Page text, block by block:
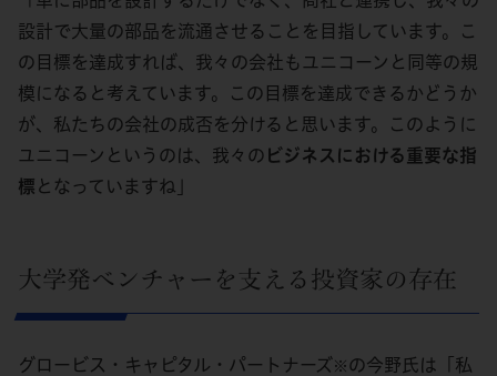
設計で大量の部品を流通させることを目指しています。こ
の目標を達成すれば、我々の会社もユニコーンと同等の規
模になると考えています。この目標を達成できるかどうか
が、私たちの会社の成否を分けると思います。このように
ユニコーンというのは、我々の ビジネスにおける重要な指
標 となっていますね」
大学発ベンチャーを支える投資家の存在
グロービス・キャピタル・パートナーズ※ の今野氏は「私